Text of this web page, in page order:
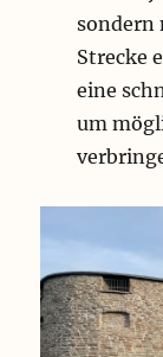
sondern
Strecke
eine
um